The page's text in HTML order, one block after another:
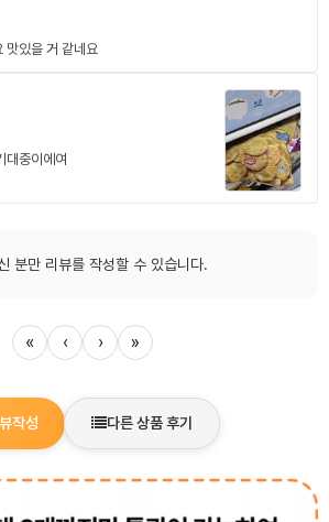
맛있을 거 같네요
대중이에여
분만 리뷰를 작성할 수 있습니다.
« ‹ › »
작성 다른 상품 후기